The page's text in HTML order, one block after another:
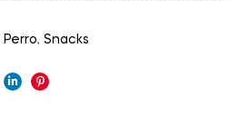
Perro, Snacks